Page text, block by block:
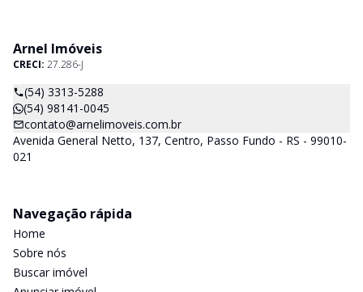
responsabilidade do sucesso no lançamento das vendas.
Arnel Imóveis
CRECI: 27.286-J
(54) 3313-5288
(54) 98141-0045
contato@arnelimoveis.com.br
Avenida General Netto, 137, Centro, Passo Fundo - RS - 99010-
021
Navegação rápida
Home
Sobre nós
Buscar imóvel